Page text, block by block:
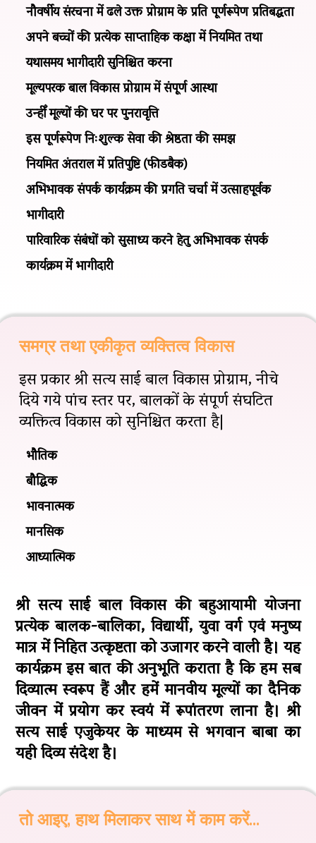
नौवर्षीय संरचना में ढले उक्त प्रोग्राम के प्रति पूर्णरूपेण प्रतिबद्धता
अपने बच्चों की प्रत्येक साप्ताहिक कक्षा में नियमित तथा
यथासमय भागीदारी सुनिश्चित करना
मूल्यपरक बाल विकास प्रोग्राम में संपूर्ण आस्था
उन्हीँ मूल्यों की घर पर पुनरावृत्ति
इस पूर्णरूपेण निःशुल्क सेवा की श्रेष्ठता की समझ
नियमित अंतराल में प्रतिपुष्टि (फीडबैक)
अभिभावक संपर्क कार्यक्रम की प्रगति चर्चा में उत्साहपूर्वक
भागीदारी
पारिवारिक संबंधों को सुसाध्य करने हेतु अभिभावक संपर्क
कार्यक्रम में भागीदारी
समग्र तथा एकीकृत व्यक्तित्व विकास
इस प्रकार श्री सत्य साई बाल विकास प्रोग्राम, नीचे
दिये गये पांच स्तर पर, बालकों के संपूर्ण संघटित
व्यक्तित्व विकास को सुनिश्चित करता है|
भौतिक
बौद्धिक
भावनात्मक
मानसिक
आध्यात्मिक
श्री सत्य साई बाल विकास की बहुआयामी योजना
प्रत्येक बालक-बालिका, विद्यार्थी, युवा वर्ग एवं मनुष्य
मात्र में निहित उत्कृष्टता को उजागर करने वाली है। यह
कार्यक्रम इस बात की अनुभूति कराता है कि हम सब
दिव्यात्म स्वरूप हैं और हमें मानवीय मूल्यों का दैनिक
जीवन में प्रयोग कर स्वयं में रूपांतरण लाना है। श्री
सत्य साई एजुकेयर के माध्यम से भगवान बाबा का
यही दिव्य संदेश है।
तो आइए, हाथ मिलाकर साथ में काम करें...